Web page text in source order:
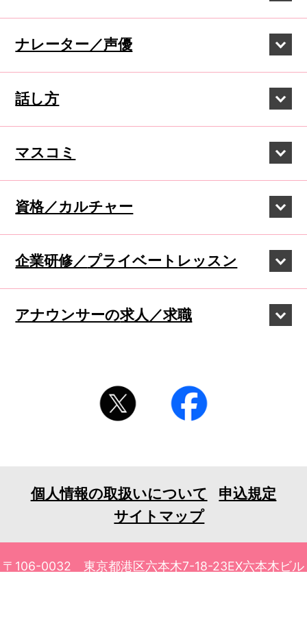
ナレーター／声優
話し方
マスコミ
資格／カルチャー
企業研修／プライベートレッスン
アナウンサーの求人／求職
個人情報の取扱いについて
申込規定
サイトマップ
〒106-0032 東京都港区六本木7-18-23EX六本木ビル